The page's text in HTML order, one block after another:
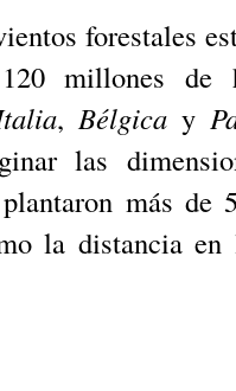
forestales
millones de
, Bélgica y
las
más de
la distancia